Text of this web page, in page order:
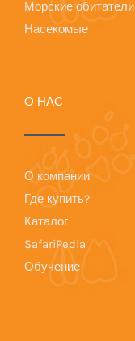
Морские обитатели
Насекомые
О НАС
О компании
Где купить?
Каталог
SafariPedia
Обучение